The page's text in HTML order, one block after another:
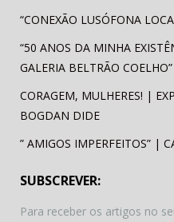
“CONEXÃO LUSÓFONA
“50 ANOS DA MINHA
GALERIA BELTRÃO COELHO”
CORAGEM, MULHERES! |
BOGDAN DIDE
” AMIGOS IMPERFEITOS” |
SUBSCREVER:
Para receber os artigos no